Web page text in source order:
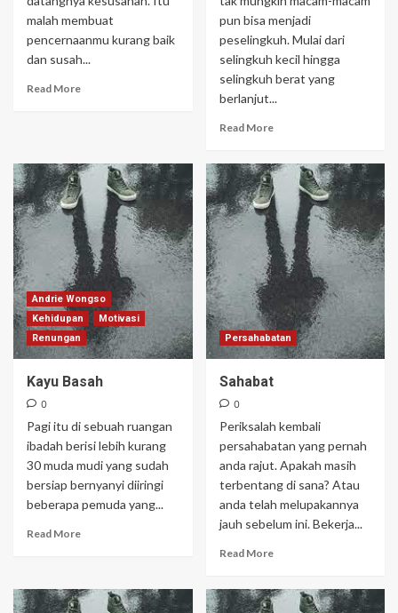
malah membuat
pencernaanmu kurang baik
dan susah...
Read More
pun bisa menjadi
peselingkuh. Mulai dari
selingkuh kecil hingga
selingkuh berat yang
berlanjut...
Read More
Andrie Wongso
Kehidupan
Motivasi
Renungan
Kayu Basah
0
Pagi itu di sebuah ruangan
ibadah berisi lebih kurang
30 muda mudi yang sudah
bersiap bernyanyi diiringi
beberapa pemuda yang...
Read More
Persahabatan
Sahabat
0
Periksalah kembali
persahabatan yang pernah
anda rajut. Apakah masih
terbentang di sana? Atau
anda telah melupakannya
jauh sebelum ini. Bekerja...
Read More